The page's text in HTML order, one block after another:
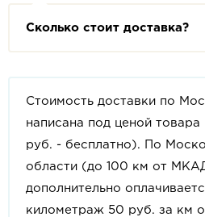
Сколько стоит доставка?
Стоимость доставки по
написана под ценой товара
руб. - бесплатно). По
области (до 100 км от
дополнительно
километраж 50 руб. за км